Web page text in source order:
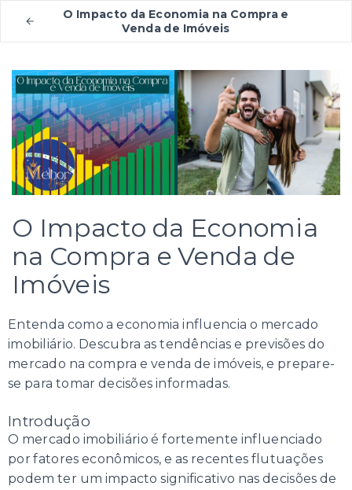
O Impacto da Economia na Compra e
Venda de Imóveis
O Impacto da Economia
na Compra e Venda de
Imóveis
Entenda como a economia influencia o mercado
imobiliário. Descubra as tendências e previsões do
mercado na compra e venda de imóveis, e prepare-
se para tomar decisões informadas.
Introdução
O mercado imobiliário é fortemente influenciado
por fatores econômicos, e as recentes flutuações
podem ter um impacto significativo nas decisões de